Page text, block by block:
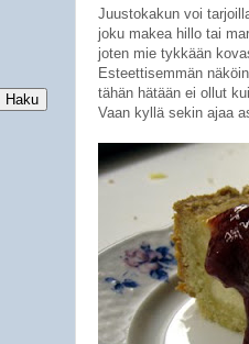
Juustokakun voi
joku makea hillo tai
joten mie tykkään
Esteettisemmän
tähän hätään ei ollut
Vaan kyllä sekin ajaa